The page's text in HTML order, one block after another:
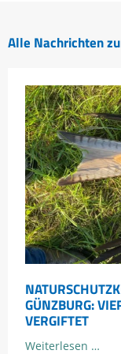
Alle Nachrichten
GÜNZBURG:
VERGIFTET
Weiterlesen …